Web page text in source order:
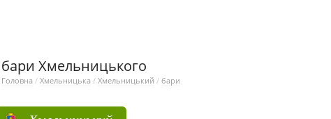
бари Хмельницького
Головна / Хмельницька / Хмельницький / бари